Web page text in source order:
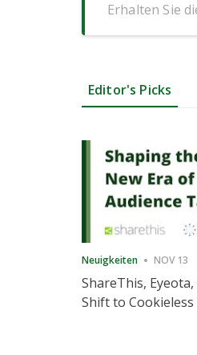
Erhalten Sie
Editor's Picks
Neuigkeiten NOV 13
ShareThis,
Shift to Cookieless